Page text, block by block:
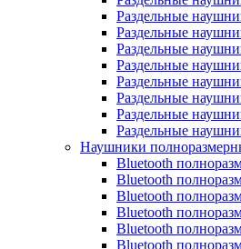
Раздельные
Раздельные
Раздельные
Раздельные
Раздельные
Раздельные
Раздельные
Раздельные
Наушники
Bluetooth
Bluetooth
Bluetooth
Bluetooth
Bluetooth
Bluetooth